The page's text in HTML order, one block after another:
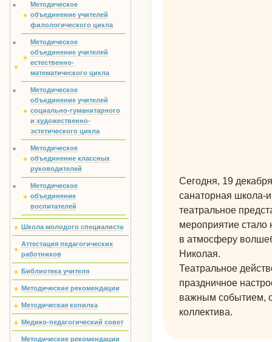
Методическое
объединение учителей
филологического цикла
Методическое
объединение учителей
естественно-
математического цикла
Методическое
объединение учителей
социально-гуманитарного
и художественно-
эстетического цикла
Методическое
объединение классных
руководителей
Методическое
объединение
воспитателей
Школа молодого специалиста
Аттестация педагогических
работников
Библиотека учителя
Методические рекомендации
Методическая копилка
Медико-педагогический совет
Методические рекомендации
Сегодня, 19
санаторная школа-
театральное
мероприятие стало
в атмосферу
Николая.
Театральное
праздничное
важным событием,
коллектива.